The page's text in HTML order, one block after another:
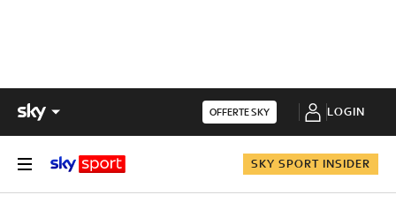
OFFERTE SKY LOGIN
SKY SPORT INSIDER